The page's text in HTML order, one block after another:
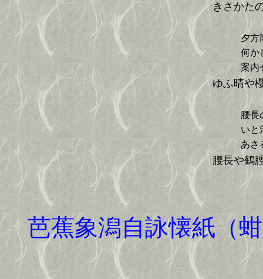
きさかた
ね
夕方雨
何かし
案内せ
ゆふ晴や
腰長の
いと淺
あさ
腰長や鶴
武陵
芭蕉象潟自詠懐紙（